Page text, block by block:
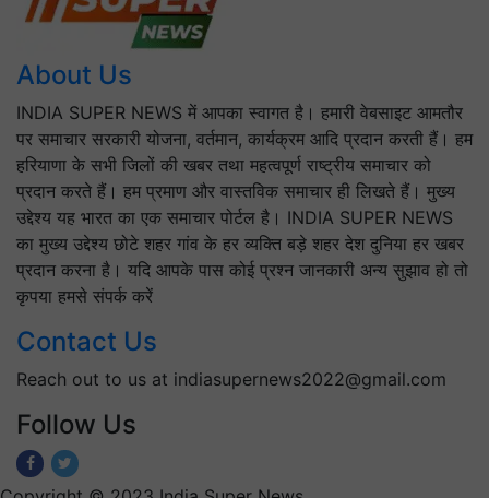
About Us
INDIA SUPER NEWS में आपका स्वागत है। हमारी वेबसाइट आमतौर
पर समाचार सरकारी योजना, वर्तमान, कार्यक्रम आदि प्रदान करती हैं। हम
हरियाणा के सभी जिलों की खबर तथा महत्वपूर्ण राष्ट्रीय समाचार को
प्रदान करते हैं। हम प्रमाण और वास्तविक समाचार ही लिखते हैं। मुख्य
उद्देश्य यह भारत का एक समाचार पोर्टल है। INDIA SUPER NEWS
का मुख्य उद्देश्य छोटे शहर गांव के हर व्यक्ति बड़े शहर देश दुनिया हर खबर
प्रदान करना है। यदि आपके पास कोई प्रश्न जानकारी अन्य सुझाव हो तो
कृपया हमसे संपर्क करें
Contact Us
Reach out to us at indiasupernews2022@gmail.com
Follow Us